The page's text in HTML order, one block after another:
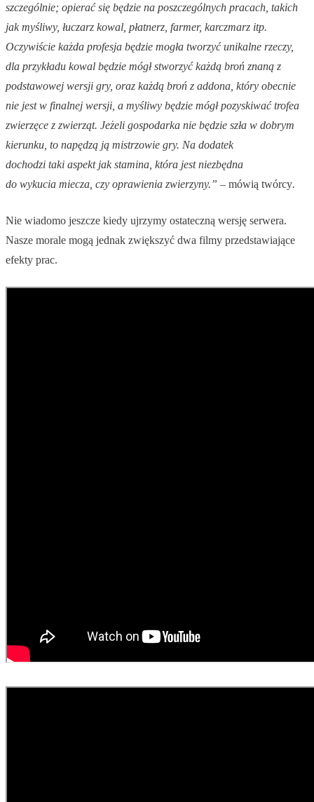
szczególnie; opierać się będzie na poszczególnych pracach, takich
jak myśliwy, łuczarz kowal, płatnerz, farmer, karczmarz itp.
Oczywiście każda profesja będzie mogła tworzyć unikalne rzeczy,
dla przykładu kowal będzie mógł stworzyć każdą broń znaną z
podstawowej wersji gry, oraz każdą broń z addona, który obecnie
nie jest w finalnej wersji, a myśliwy będzie mógł pozyskiwać trofea
zwierzęce z zwierząt. Jeżeli gospodarka nie będzie szła w dobrym
kierunku, to napędzą ją mistrzowie gry. Na dodatek
dochodzi taki aspekt jak stamina, która jest niezbędna
do wykucia miecza, czy oprawienia zwierzyny.” – mówią twórcy.
Nie wiadomo jeszcze kiedy ujrzymy ostateczną wersję serwera.
Nasze morale mogą jednak zwiększyć dwa filmy przedstawiające
efekty prac.